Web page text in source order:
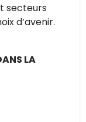
secteurs
d’avenir.
LA